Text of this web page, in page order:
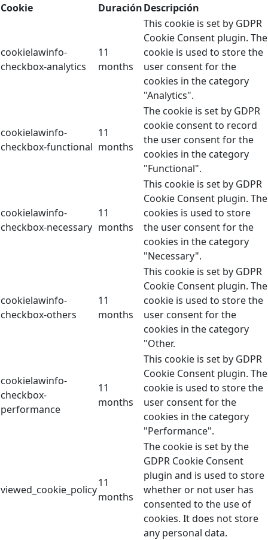
Cookie
DuraciónDescripción
cookielawinfo-
checkbox-analytics
11
months
This cookie is set by GDPR
Cookie Consent plugin. The
cookie is used to store the
user consent for the
cookies in the category
"Analytics".
cookielawinfo-
checkbox-functional
11
months
The cookie is set by GDPR
cookie consent to record
the user consent for the
cookies in the category
"Functional".
cookielawinfo-
checkbox-necessary
11
months
This cookie is set by GDPR
Cookie Consent plugin. The
cookies is used to store
the user consent for the
cookies in the category
"Necessary".
cookielawinfo-
checkbox-others
11
months
This cookie is set by GDPR
Cookie Consent plugin. The
cookie is used to store the
user consent for the
cookies in the category
"Other.
cookielawinfo-
checkbox-
performance
11
months
This cookie is set by GDPR
Cookie Consent plugin. The
cookie is used to store the
user consent for the
cookies in the category
"Performance".
viewed_cookie_policy
11
months
The cookie is set by the
GDPR Cookie Consent
plugin and is used to store
whether or not user has
consented to the use of
cookies. It does not store
any personal data.